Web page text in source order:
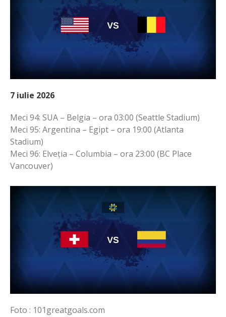
7 iulie 2026
Meci 94: SUA – Belgia – ora 03:00 (Seattle Stadium)
Meci 95: Argentina – Egipt – ora 19:00 (Atlanta
Stadium)
Meci 96: Elveția – Columbia – ora 23:00 (BC Place
Vancouver)
Foto : 101greatgoals.com